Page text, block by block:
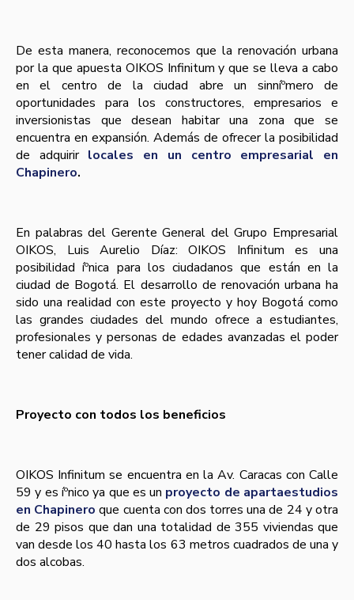
De esta manera, reconocemos que la renovación urbana
por la que apuesta OIKOS Infinitum y que se lleva a cabo
en el centro de la ciudad abre un sinníºmero de
oportunidades para los constructores, empresarios e
inversionistas que desean habitar una zona que se
encuentra en expansión. Además de ofrecer la posibilidad
de adquirir locales en un centro empresarial en
Chapinero.
En palabras del Gerente General del Grupo Empresarial
OIKOS, Luis Aurelio Dí­az: OIKOS Infinitum es una
posibilidad íºnica para los ciudadanos que están en la
ciudad de Bogotá. El desarrollo de renovación urbana ha
sido una realidad con este proyecto y hoy Bogotá como
las grandes ciudades del mundo ofrece a estudiantes,
profesionales y personas de edades avanzadas el poder
tener calidad de vida.
Proyecto con todos los beneficios
OIKOS Infinitum se encuentra en la Av. Caracas con Calle
59 y es íºnico ya que es un proyecto de apartaestudios
en Chapinero que cuenta con dos torres una de 24 y otra
de 29 pisos que dan una totalidad de 355 viviendas que
van desde los 40 hasta los 63 metros cuadrados de una y
dos alcobas.